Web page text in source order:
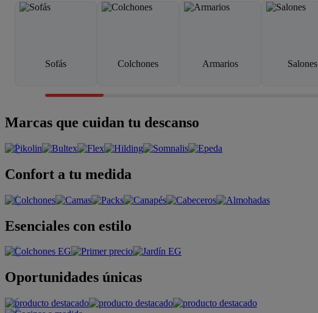
Sofás Colchones Armarios Salones
Marcas que cuidan tu descanso
Confort a tu medida
Esenciales con estilo
Oportunidades únicas